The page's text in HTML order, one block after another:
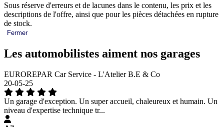
Sous réserve d'erreurs et de lacunes dans le contenu, les prix et les
descriptions de l'offre, ainsi que pour les pièces détachées en rupture
de stock.
Fermer
Les automobilistes aiment nos garages
EUROREPAR Car Service - L'Atelier B.E & Co
20-05-25
Un garage d'exception. Un super accueil, chaleureux et humain. Un
niveau d'expertise technique tr...